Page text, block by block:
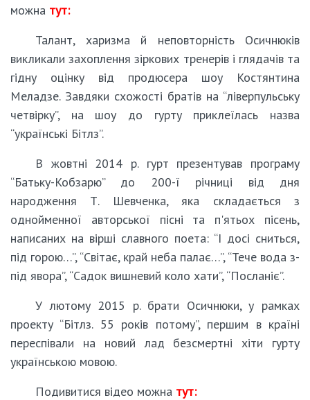
можна тут:
Талант, харизма й неповторність Осичнюків
викликали захоплення зіркових тренерів і глядачів та
гідну оцінку від продюсера шоу Костянтина
Меладзе. Завдяки схожості братів на “ліверпульську
четвірку”, на шоу до гурту приклеїлась назва
“українські Бітлз”.
В жовтні 2014 р. гурт презентував програму
“Батьку-Кобзарю” до 200-ї річниці від дня
народження Т. Шевченка, яка складається з
однойменної авторської пісні та п'ятьох пісень,
написаних на вірші славного поета: “І досі сниться,
під горою…”, “Світає, край неба палає…”, “Тече вода з-
під явора”, “Садок вишневий коло хати”, “Посланіє”.
У лютому 2015 р. брати Осичнюки, у рамках
проекту “Бітлз. 55 років потому”, першим в країні
переспівали на новий лад безсмертні хіти гурту
українською мовою.
Подивитися відео можна тут: